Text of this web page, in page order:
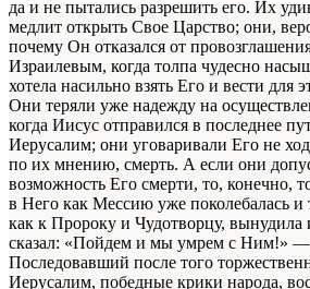
да и не пытались разрешить его. Их
медлит открыть Свое Царство; они,
почему Он отказался от
Израилевым, когда толпа чудесно
хотела насильно взять Его и вести для
Они теряли уже надежду на
когда Иисус отправился в последнее
Иерусалим; они уговаривали Его не
по их мнению, смерть. А если они
возможность Его смерти, то, конечно,
в Него как Мессию уже поколебалась и
как к Пророку и Чудотворцу,
сказал: «Пойдем и мы умрем с Ним!»
Последовавший после того
Иерусалим, победные крики народа,